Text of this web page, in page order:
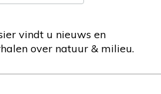
vindt u nieuws en
over natuur & milieu.